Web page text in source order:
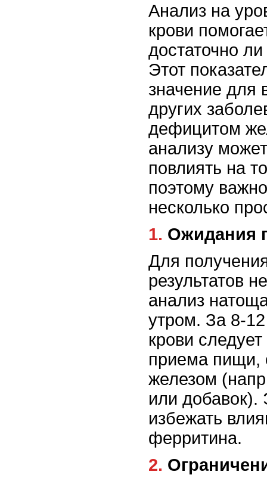
Анализ на
крови
достаточно
Этот
значение для
других
дефицитом
анализу
повлиять на
поэтому
несколько
1.
Для
результатов
анализ
утром. За 8-
крови
приема пищи,
железом
или добавок).
избежать
ферритина.
2.